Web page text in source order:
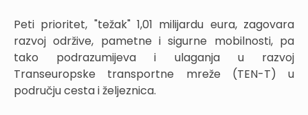
Peti prioritet, "težak" 1,01 milijardu eura, zagovara
razvoj održive, pametne i sigurne mobilnosti, pa
tako podrazumijeva i ulaganja u razvoj
Transeuropske transportne mreže (TEN-T) u
području cesta i željeznica.